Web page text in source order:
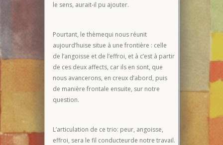
le sens, aurait-il pu ajouter.
Pourtant, le thèmequi nous réunit
aujourd’huise situe à une frontière : celle
de l’angoisse et de l’effroi, et à c’est à partir
de ces deux affects, car ils en sont, que
nous avancerons, en creux d’abord, puis
de manière frontale ensuite, sur notre
question.
L’articulation de ce trio: peur, angoisse,
effroi, sera le fil conducteurde notre travail.